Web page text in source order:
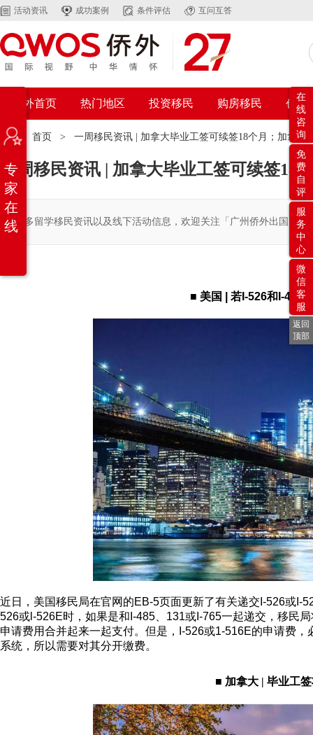
活动资讯 成功案例 条件评估 互问互答
侨外首页 热门地区 投资移民 购房移民 创业
位置： 首页 > 一周移民资讯 | 加拿大毕业工签可续签18个月；加拿大
一周移民资讯 | 加拿大毕业工签可续签18
更多留学移民资讯以及线下活动信息，欢迎关注「广州侨外出国」
■ 美国 | 若I-526和I-485
近日，美国移民局在官网的EB-5页面更新了有关递交I-526或I-
526或l-526E时，如果是和I-485、131或I-765一起递交，移民
申请费用合并起来一起支付。但是，I-526或1-516E的申请费
系统，所以需要对其分开缴费。
■ 加拿大 | 毕业工
专
家
在
线
在
线
咨
询
免
费
自
评
服
务
中
心
微
信
客
服
返回
顶部